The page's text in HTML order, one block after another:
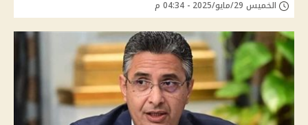
الخميس 29/مايو/2025 - 04:34 م